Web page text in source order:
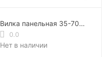
Вилка панельная 35-70
ISQ0027
0.0
Нет в наличии